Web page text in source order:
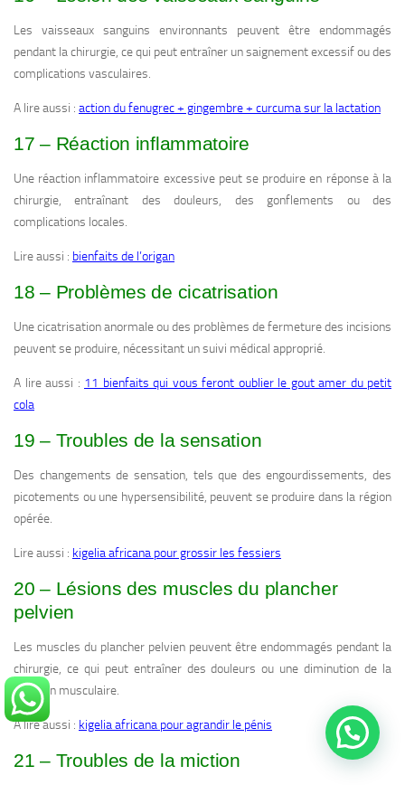
Les vaisseaux sanguins environnants peuvent être endommagés
pendant la chirurgie, ce qui peut entraîner un saignement excessif ou des
complications vasculaires.
A lire aussi : action du fenugrec + gingembre + curcuma sur la lactation
17 – Réaction inflammatoire
Une réaction inflammatoire excessive peut se produire en réponse à la
chirurgie, entraînant des douleurs, des gonflements ou des
complications locales.
Lire aussi : bienfaits de l’origan
18 – Problèmes de cicatrisation
Une cicatrisation anormale ou des problèmes de fermeture des incisions
peuvent se produire, nécessitant un suivi médical approprié.
A lire aussi : 11 bienfaits qui vous feront oublier le gout amer du petit
cola
19 – Troubles de la sensation
Des changements de sensation, tels que des engourdissements, des
picotements ou une hypersensibilité, peuvent se produire dans la région
opérée.
Lire aussi : kigelia africana pour grossir les fessiers
20 – Lésions des muscles du plancher
pelvien
Les muscles du plancher pelvien peuvent être endommagés pendant la
chirurgie, ce qui peut entraîner des douleurs ou une diminution de la
fonction musculaire.
A lire aussi : kigelia africana pour agrandir le pénis
21 – Troubles de la miction